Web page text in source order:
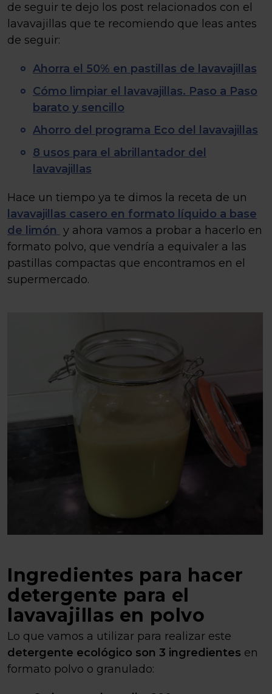
de seguir te dejo los post relacionados con el
lavavajillas que te recomiendo que leas antes
de seguir:
Ahorra el 50% en pastillas de lavavajillas
Cómo limpiar el lavavajillas. Paso a Paso
barato y sencillo
Ahorro del programa Eco del lavavajillas
8 usos para el abrillantador del
lavavajillas
Hace un tiempo ya te dimos la receta de un
lavavajillas casero en formato líquido a base
de limón y ahora vamos a probar a hacerlo en
formato polvo, que vendría a equivaler a las
pastillas compactas que encontramos en el
supermercado.
Ingredientes para hacer
detergente para el
lavavajillas en polvo
Lo que vamos a utilizar para realizar este
detergente ecológico son 3 ingredientes en
formato polvo o granulado: